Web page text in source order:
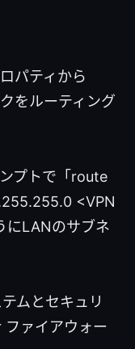
パティから
をルーティング
プトで「route
<VPN
にLANのサブネ
ムとセキュリ
ァイアウォー